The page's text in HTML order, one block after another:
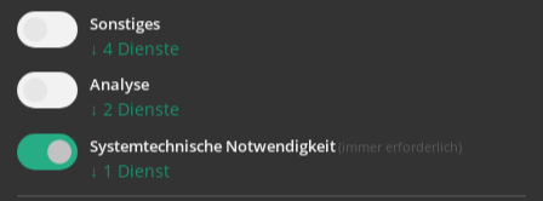
Sonstiges
↓ 4 Dienste
Analyse
↓ 2 Dienste
Systemtechnische Notwendigkeit (immer erforderlich)
↓ 1 Dienst